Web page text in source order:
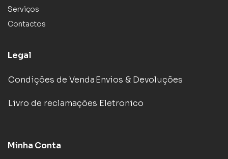
Serviços
Contactos
Legal
Condições de VendaEnvios & Devoluções
Livro de reclamações Eletronico
Minha Conta